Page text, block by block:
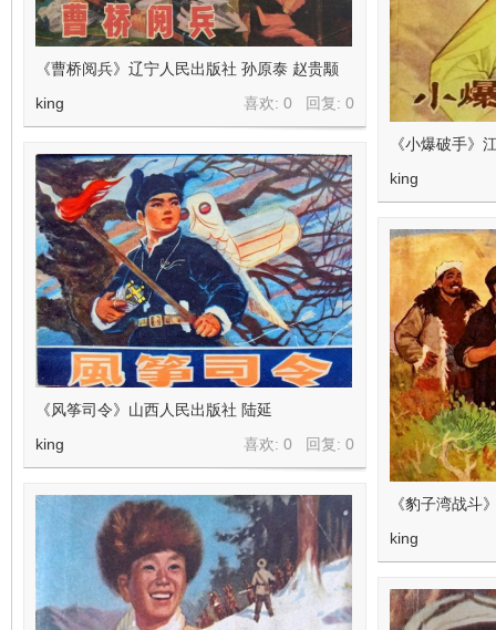
《曹桥阅兵》辽宁人民出版社 孙原泰 赵贵颙
喜欢: 0 回复: 0
king
《小爆破手》
king
《风筝司令》山西人民出版社 陆延
喜欢: 0 回复: 0
king
《豹子湾战斗
king